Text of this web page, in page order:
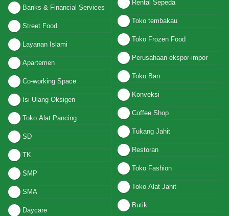
Banks & Financial Services
Street Food
Layanan Islami
Apartemen
Co-working Space
Isi Ulang Oksigen
Toko Alat Pancing
SD
TK
SMP
SMA
Daycare
Rental Sepeda
Toko tembakau
Toko Frozen Food
Perusahaan ekspor-impor
Toko Ban
Konveksi
Coffee Shop
Tukang Jahit
Restoran
Toko Fashion
Toko Alat Jahit
Butik